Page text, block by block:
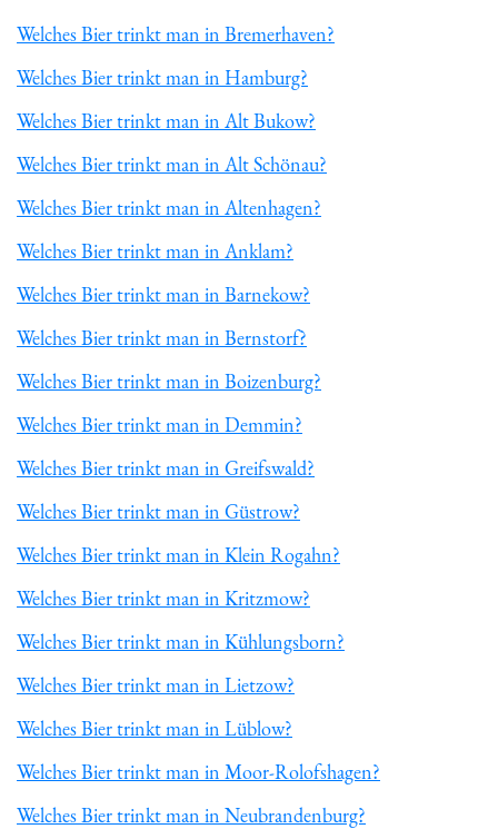
Welches Bier trinkt man in Bremerhaven?
Welches Bier trinkt man in Hamburg?
Welches Bier trinkt man in Alt Bukow?
Welches Bier trinkt man in Alt Schönau?
Welches Bier trinkt man in Altenhagen?
Welches Bier trinkt man in Anklam?
Welches Bier trinkt man in Barnekow?
Welches Bier trinkt man in Bernstorf?
Welches Bier trinkt man in Boizenburg?
Welches Bier trinkt man in Demmin?
Welches Bier trinkt man in Greifswald?
Welches Bier trinkt man in Güstrow?
Welches Bier trinkt man in Klein Rogahn?
Welches Bier trinkt man in Kritzmow?
Welches Bier trinkt man in Kühlungsborn?
Welches Bier trinkt man in Lietzow?
Welches Bier trinkt man in Lüblow?
Welches Bier trinkt man in Moor-Rolofshagen?
Welches Bier trinkt man in Neubrandenburg?